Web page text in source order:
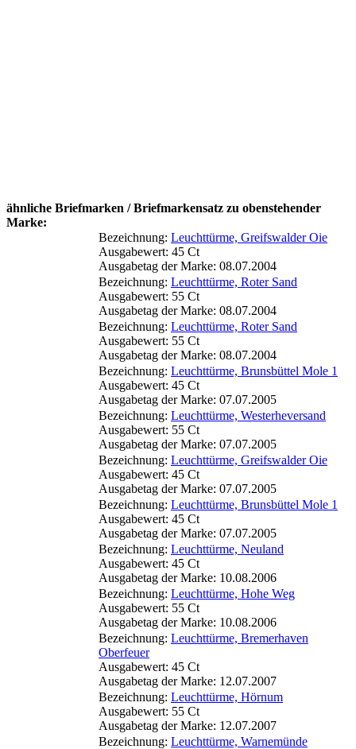
ähnliche Briefmarken / Briefmarkensatz zu obenstehender
Marke:
Bezeichnung: Leuchttürme, Greifswalder Oie
Ausgabewert: 45 Ct
Ausgabetag der Marke: 08.07.2004
Bezeichnung: Leuchttürme, Roter Sand
Ausgabewert: 55 Ct
Ausgabetag der Marke: 08.07.2004
Bezeichnung: Leuchttürme, Roter Sand
Ausgabewert: 55 Ct
Ausgabetag der Marke: 08.07.2004
Bezeichnung: Leuchttürme, Brunsbüttel Mole 1
Ausgabewert: 45 Ct
Ausgabetag der Marke: 07.07.2005
Bezeichnung: Leuchttürme, Westerheversand
Ausgabewert: 55 Ct
Ausgabetag der Marke: 07.07.2005
Bezeichnung: Leuchttürme, Greifswalder Oie
Ausgabewert: 45 Ct
Ausgabetag der Marke: 07.07.2005
Bezeichnung: Leuchttürme, Brunsbüttel Mole 1
Ausgabewert: 45 Ct
Ausgabetag der Marke: 07.07.2005
Bezeichnung: Leuchttürme, Neuland
Ausgabewert: 45 Ct
Ausgabetag der Marke: 10.08.2006
Bezeichnung: Leuchttürme, Hohe Weg
Ausgabewert: 55 Ct
Ausgabetag der Marke: 10.08.2006
Bezeichnung: Leuchttürme, Bremerhaven
Oberfeuer
Ausgabewert: 45 Ct
Ausgabetag der Marke: 12.07.2007
Bezeichnung: Leuchttürme, Hörnum
Ausgabewert: 55 Ct
Ausgabetag der Marke: 12.07.2007
Bezeichnung: Leuchttürme, Warnemünde